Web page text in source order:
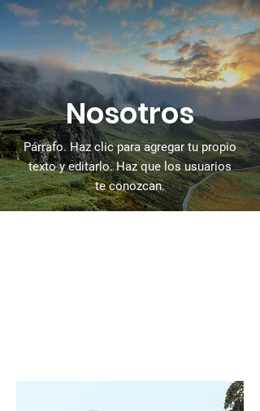
Nosotros
Párrafo. Haz clic para agregar tu propio
texto y editarlo. Haz que los usuarios
te conozcan.